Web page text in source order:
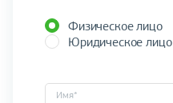
Физическое лицо
Юридическое лицо
Имя*